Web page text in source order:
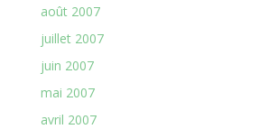
août 2007
juillet 2007
juin 2007
mai 2007
avril 2007